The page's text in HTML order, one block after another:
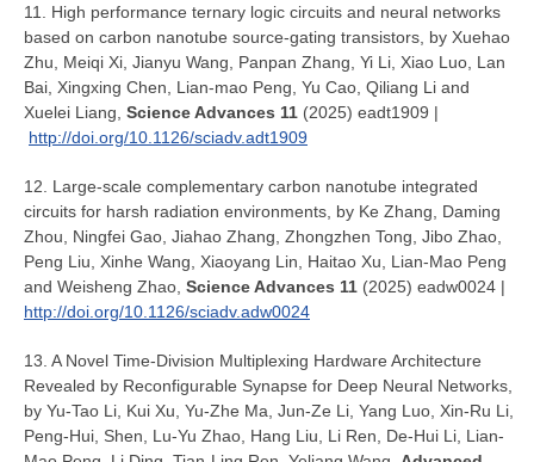
11. High performance ternary logic circuits and neural networks
based on carbon nanotube source-gating transistors, by Xuehao
Zhu, Meiqi Xi, Jianyu Wang, Panpan Zhang, Yi Li, Xiao Luo, Lan
Bai, Xingxing Chen, Lian-mao Peng, Yu Cao, Qiliang Li and
Xuelei Liang, Science Advances 11 (2025) eadt1909 |
http://doi.org/10.1126/sciadv.adt1909
12. Large-scale complementary carbon nanotube integrated
circuits for harsh radiation environments, by Ke Zhang, Daming
Zhou, Ningfei Gao, Jiahao Zhang, Zhongzhen Tong, Jibo Zhao,
Peng Liu, Xinhe Wang, Xiaoyang Lin, Haitao Xu, Lian-Mao Peng
and Weisheng Zhao, Science Advances 11 (2025) eadw0024 |
http://doi.org/10.1126/sciadv.adw0024
13. A Novel Time-Division Multiplexing Hardware Architecture
Revealed by Reconfigurable Synapse for Deep Neural Networks,
by Yu-Tao Li, Kui Xu, Yu-Zhe Ma, Jun-Ze Li, Yang Luo, Xin-Ru Li,
Peng-Hui, Shen, Lu-Yu Zhao, Hang Liu, Li Ren, De-Hui Li, Lian-